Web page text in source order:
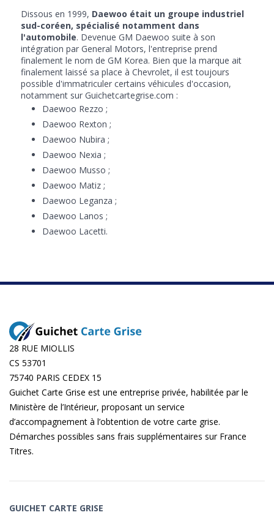
Dissous en 1999, Daewoo était un groupe industriel
sud-coréen, spécialisé notamment dans
l'automobile. Devenue GM Daewoo suite à son
intégration par General Motors, l'entreprise prend
finalement le nom de GM Korea. Bien que la marque ait
finalement laissé sa place à Chevrolet, il est toujours
possible d'immatriculer certains véhicules d'occasion,
notamment sur Guichetcartegrise.com :
Daewoo Rezzo ;
Daewoo Rexton ;
Daewoo Nubira ;
Daewoo Nexia ;
Daewoo Musso ;
Daewoo Matiz ;
Daewoo Leganza ;
Daewoo Lanos ;
Daewoo Lacetti.
28 RUE MIOLLIS
CS 53701
75740 PARIS CEDEX 15
Guichet Carte Grise est une entreprise privée, habilitée par le
Ministère de l’Intérieur, proposant un service
d’accompagnement à l’obtention de votre carte grise.
Démarches possibles sans frais supplémentaires sur France
Titres.
GUICHET CARTE GRISE